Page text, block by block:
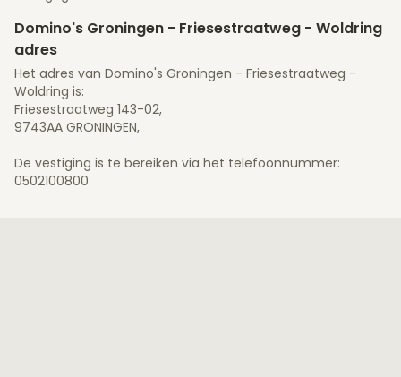
Domino's Groningen - Friesestraatweg - Woldring
adres
Het adres van Domino's Groningen - Friesestraatweg -
Woldring is:
Friesestraatweg 143-02,
9743AA GRONINGEN,
De vestiging is te bereiken via het telefoonnummer:
0502100800